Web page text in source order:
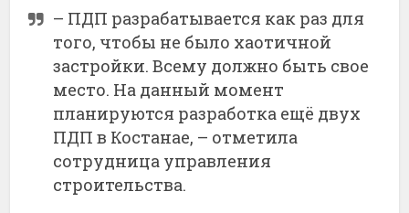
– ПДП разрабатывается как раз для
того, чтобы не было хаотичной
застройки. Всему должно быть свое
место. На данный момент
планируются разработка ещё двух
ПДП в Костанае, – отметила
сотрудница управления
строительства.